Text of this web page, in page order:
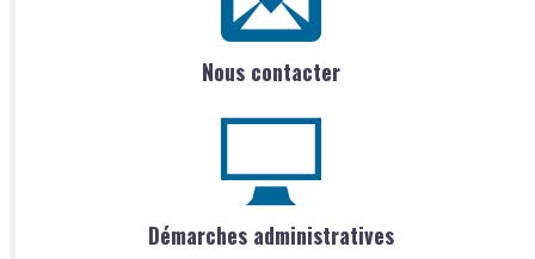
Nous contacter
Démarches administratives